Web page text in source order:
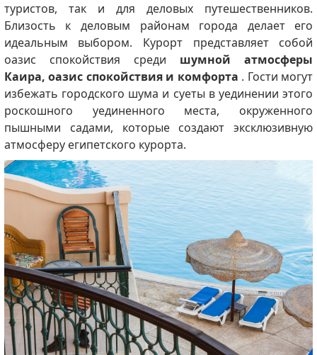
туристов, так и для деловых путешественников.
Близость к деловым районам города делает его
идеальным выбором. Курорт представляет собой
оазис спокойствия среди шумной атмосферы
Каира, оазис спокойствия и комфорта . Гости могут
избежать городского шума и суеты в уединении этого
роскошного уединенного места, окруженного
пышными садами, которые создают эксклюзивную
атмосферу египетского курорта.